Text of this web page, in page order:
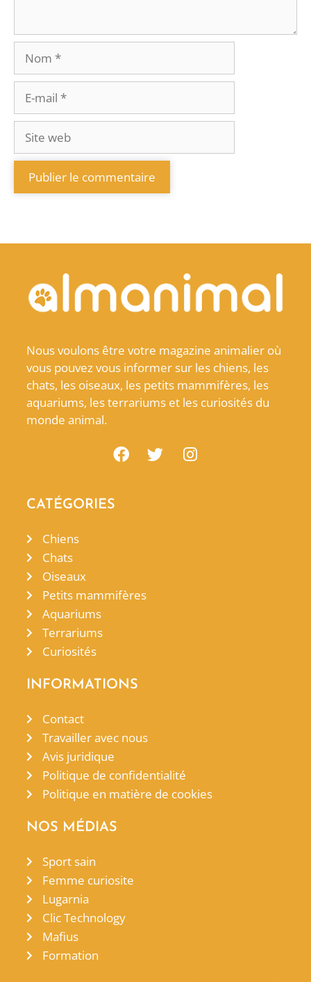
Nous voulons être votre magazine animalier où
vous pouvez vous informer sur les chiens, les
chats, les oiseaux, les petits mammifères, les
aquariums, les terrariums et les curiosités du
monde animal.
CATÉGORIES
Chiens
Chats
Oiseaux
Petits mammifères
Aquariums
Terrariums
Curiosités
INFORMATIONS
Contact
Travailler avec nous
Avis juridique
Politique de confidentialité
Politique en matière de cookies
NOS MÉDIAS
Sport sain
Femme curiosite
Lugarnia
Clic Technology
Mafius
Formation